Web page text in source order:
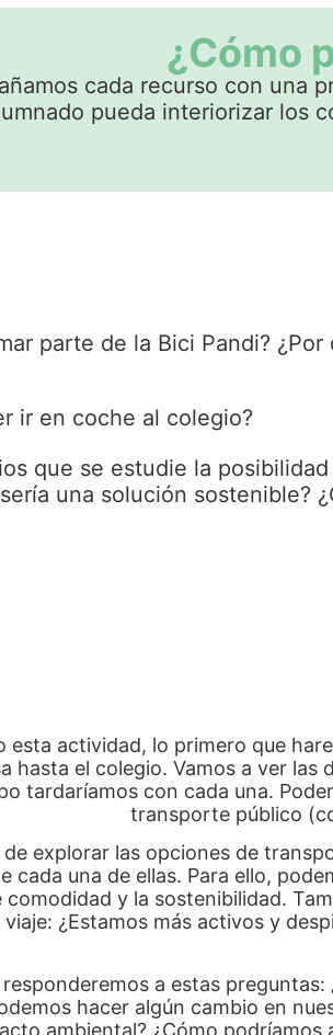
¿Cómo
cada recurso con una
pueda interiorizar los
parte de la Bici Pandi? ¿Por
ir en coche al colegio?
que se estudie la
una solución sostenible?
esta actividad, lo primero que
hasta el colegio. Vamos a ver
tardaríamos con cada una.
transporte público
de explorar las opciones de
cada una de ellas. Para ello,
comodidad y la sostenibilidad.
viaje: ¿Estamos más activos y
a estas
hacer algún cambio en
ambiental? ¿Cómo